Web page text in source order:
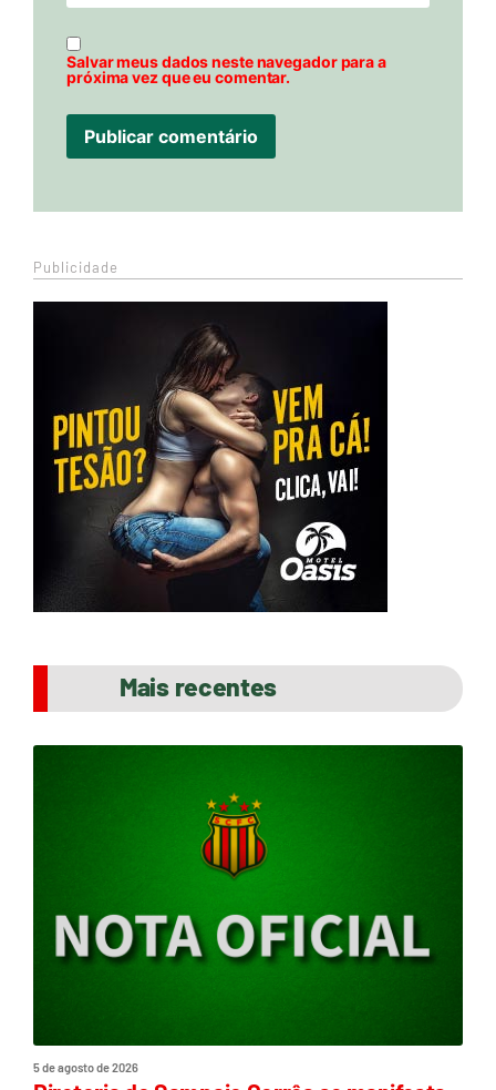
Salvar meus dados neste navegador para a
próxima vez que eu comentar.
Publicidade
Mais recentes
5 de agosto de 2026